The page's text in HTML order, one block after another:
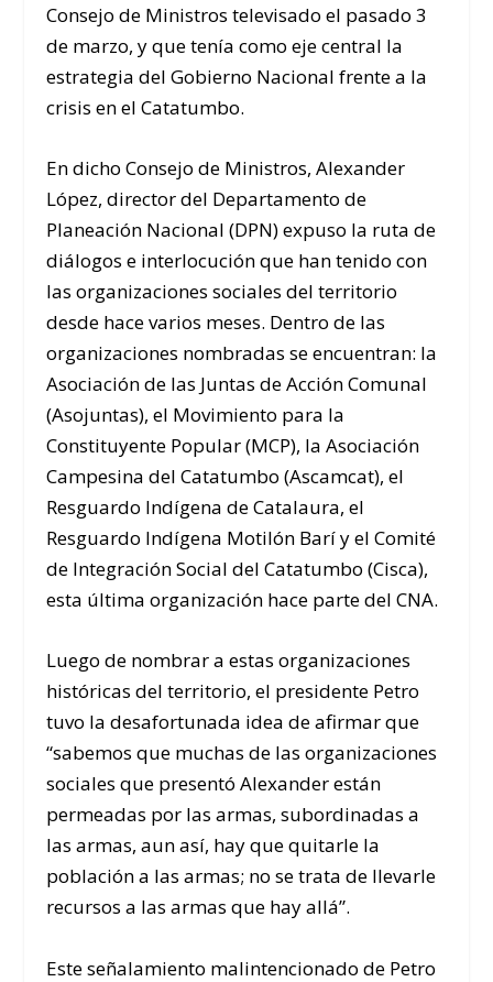
Consejo de Ministros televisado el pasado 3
de marzo, y que tenía como eje central la
estrategia del Gobierno Nacional frente a la
crisis en el Catatumbo.
En dicho Consejo de Ministros, Alexander
López, director del Departamento de
Planeación Nacional (DPN) expuso la ruta de
diálogos e interlocución que han tenido con
las organizaciones sociales del territorio
desde hace varios meses. Dentro de las
organizaciones nombradas se encuentran: la
Asociación de las Juntas de Acción Comunal
(Asojuntas), el Movimiento para la
Constituyente Popular (MCP), la Asociación
Campesina del Catatumbo (Ascamcat), el
Resguardo Indígena de Catalaura, el
Resguardo Indígena Motilón Barí y el Comité
de Integración Social del Catatumbo (Cisca),
esta última organización hace parte del CNA.
Luego de nombrar a estas organizaciones
históricas del territorio, el presidente Petro
tuvo la desafortunada idea de afirmar que
“sabemos que muchas de las organizaciones
sociales que presentó Alexander están
permeadas por las armas, subordinadas a
las armas, aun así, hay que quitarle la
población a las armas; no se trata de llevarle
recursos a las armas que hay allá”.
Este señalamiento malintencionado de Petro